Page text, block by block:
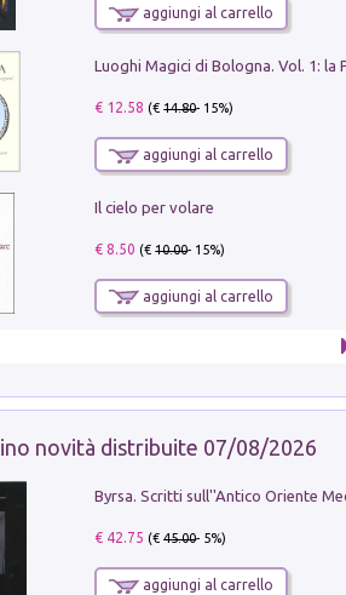
aggiungi al carrello
€ 12.58 (€14.80- 15%)
aggiungi al carrello
Il cielo per volare
€ 8.50 (€10.00- 15%)
aggiungi al carrello
novità distribuite 07/08/2026
€ 42.75 (€45.00- 5%)
aggiungi al carrello